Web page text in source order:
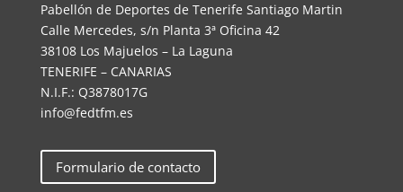
Pabellón de Deportes de Tenerife Santiago Martin
Calle Mercedes, s/n Planta 3ª Oficina 42
38108 Los Majuelos – La Laguna
TENERIFE – CANARIAS
N.I.F.: Q3878017G
info@fedtfm.es
Formulario de contacto